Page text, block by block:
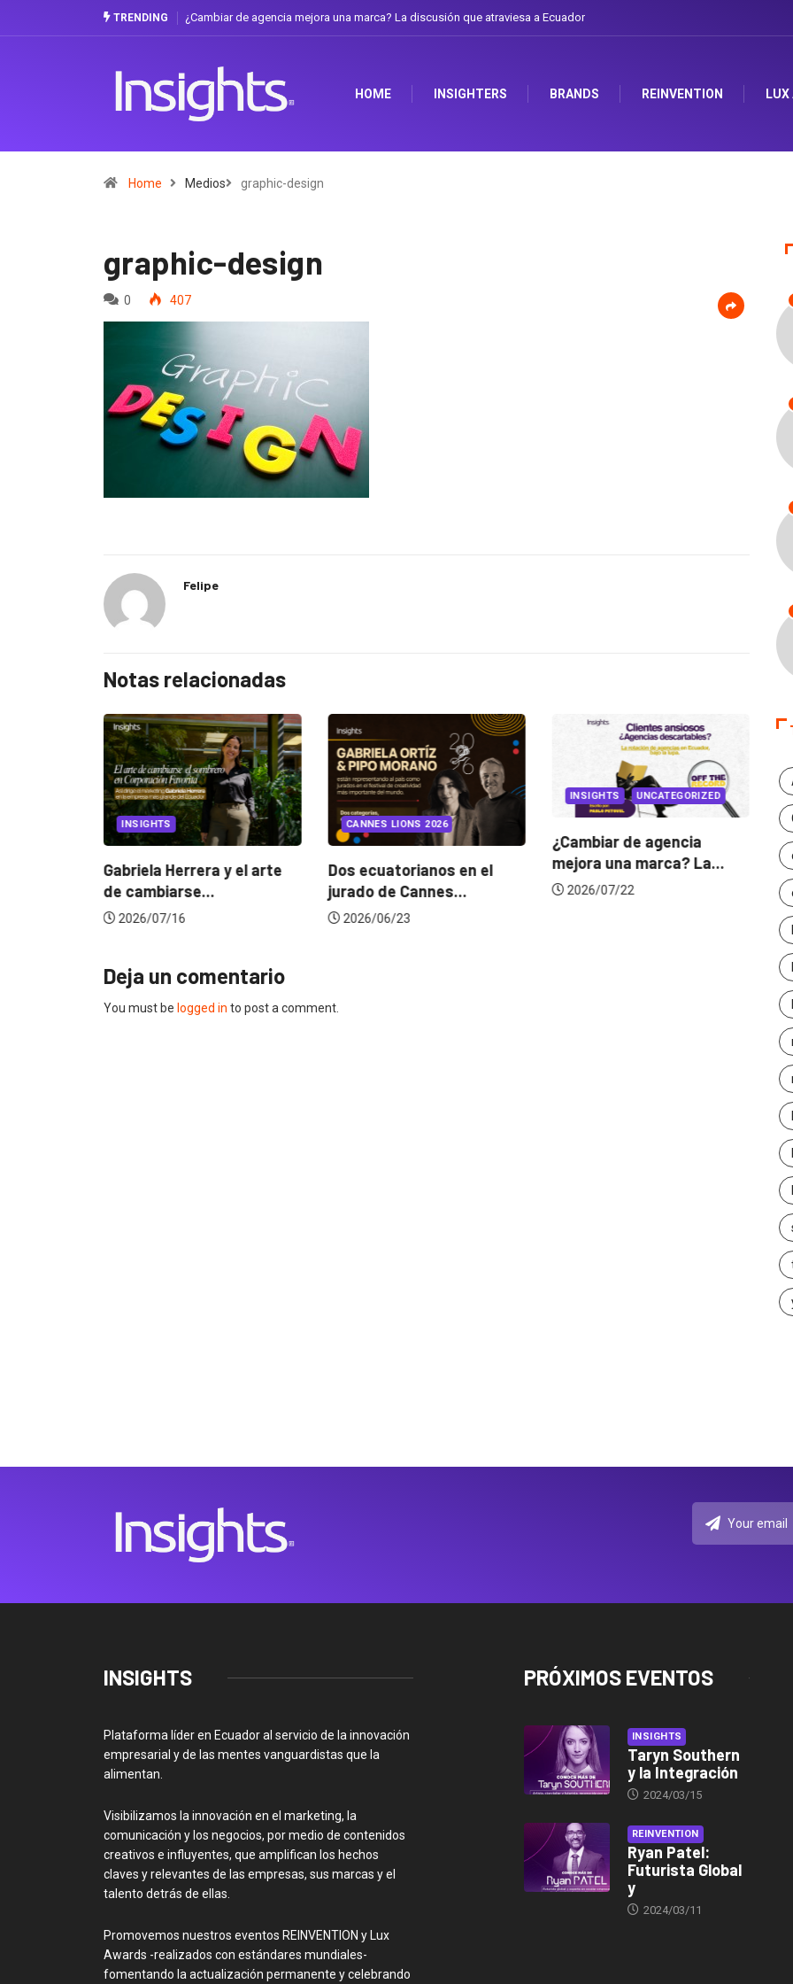
TRENDING ¿Cambiar de agencia mejora una marca? La discusión que atraviesa a Ecuador Gabriela Herrera y el arte de cambiarse
HOME INSIGHTERS BRANDS REINVENTION LUX
Home Medios graphic-design
graphic-design
0 407
Felipe
Notas relacionadas
INSIGHTS
Gabriela Herrera y el arte
de cambiarse...
2026/07/16
CANNES LIONS 2026
Dos ecuatorianos en el
jurado de Cannes...
2026/06/23
INSIGHTS UNCATEGORIZED
¿Cambiar de agencia
mejora una marca? La...
2026/07/22
Deja un comentario
You must be logged in to post a comment.
INSIGHTS
Plataforma líder en Ecuador al servicio de la innovación
empresarial y de las mentes vanguardistas que la
alimentan.
Visibilizamos la innovación en el marketing, la
comunicación y los negocios, por medio de contenidos
creativos e influyentes, que amplifican los hechos
claves y relevantes de las empresas, sus marcas y el
talento detrás de ellas.
Promovemos nuestros eventos REINVENTION y Lux
Awards -realizados con estándares mundiales-
fomentando la actualización permanente y celebrando
PRÓXIMOS EVENTOS
INSIGHTS
Taryn Southern
y la Integración
2024/03/15
REINVENTION
Ryan Patel:
Futurista Global
y
2024/03/11